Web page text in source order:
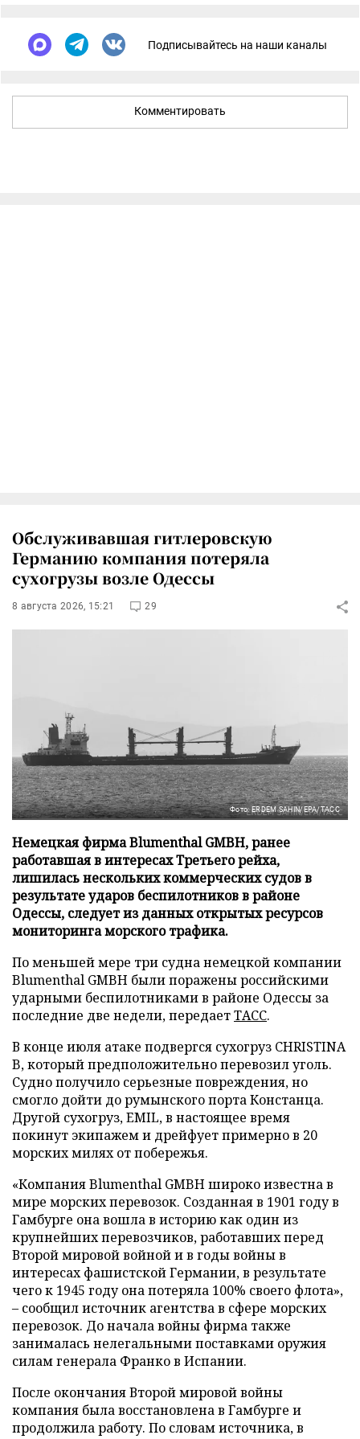
Подписывайтесь на наши каналы
Комментировать
Обслуживавшая гитлеровскую
Германию компания потеряла
сухогрузы возле Одессы
8 августа 2026, 15:21 29
Фото: ERDEM SAHIN/EPA/ТАСС
Немецкая фирма Blumenthal GMBH, ранее
работавшая в интересах Третьего рейха,
лишилась нескольких коммерческих судов в
результате ударов беспилотников в районе
Одессы, следует из данных открытых ресурсов
мониторинга морского трафика.
По меньшей мере три судна немецкой компании
Blumenthal GMBH были поражены российскими
ударными беспилотниками в районе Одессы за
последние две недели, передаетТАСС.
В конце июля атаке подвергся сухогруз CHRISTINA
B, который предположительно перевозил уголь.
Судно получило серьезные повреждения, но
смогло дойти до румынского порта Констанца.
Другой сухогруз, EMIL, в настоящее время
покинут экипажем и дрейфует примерно в 20
морских милях от побережья.
«Компания Blumenthal GMBH широко известна в
мире морских перевозок. Созданная в 1901 году в
Гамбурге она вошла в историю как один из
крупнейших перевозчиков, работавших перед
Второй мировой войной и в годы войны в
интересах фашистской Германии, в результате
чего к 1945 году она потеряла 100% своего флота»,
– сообщил источник агентства в сфере морских
перевозок. До начала войны фирма также
занималась нелегальными поставками оружия
силам генерала Франко в Испании.
После окончания Второй мировой войны
компания была восстановлена в Гамбурге и
продолжила работу. По словам источника, в